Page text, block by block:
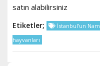
satın alabilirsiniz
Etiketler; İstanbul’un Nam
hayvanları